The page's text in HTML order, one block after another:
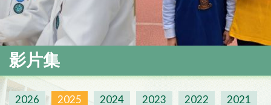
影片集
2026 2025 2024 2023 2022
2021